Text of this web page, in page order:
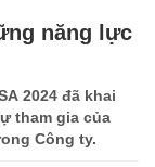
năng lực
2024 đã khai
tham gia của
Công ty.